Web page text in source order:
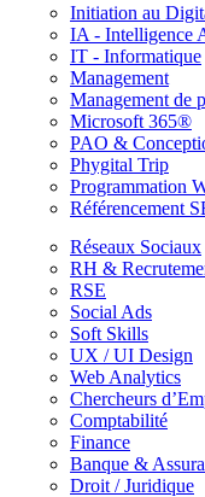
Initiation au
IA - Intelligence
IT - Informatique
Management
Management de
Microsoft 365®
PAO &
Phygital Trip
Programmation
Référencement
Réseaux Sociaux
RH &
RSE
Social Ads
Soft Skills
UX / UI Design
Web Analytics
Chercheurs
Comptabilité
Finance
Banque &
Droit / Juridique